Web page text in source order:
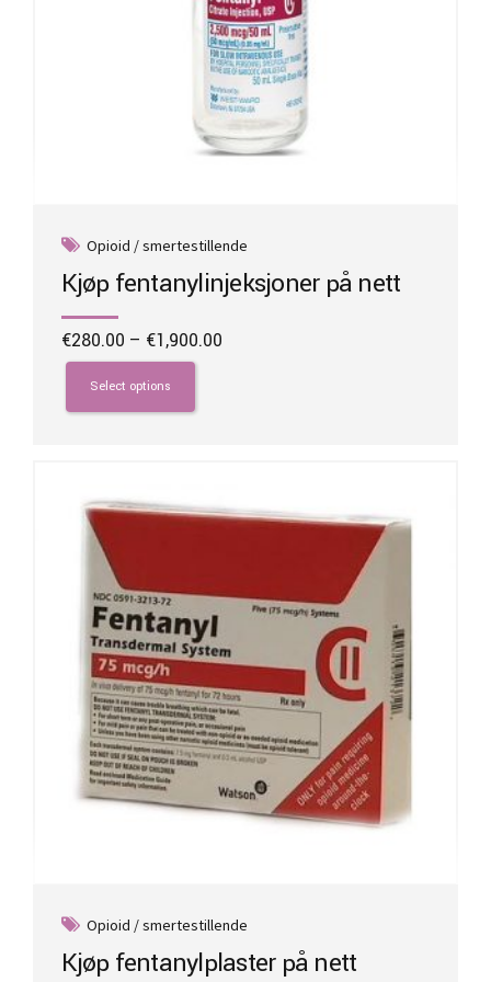
Opioid / smertestillende
Kjøp fentanylinjeksjoner på nett
€280.00 – €1,900.00
Select options
This
product
has
options
may
chosen
product
page
Opioid / smertestillende
Kjøp fentanylplaster på nett